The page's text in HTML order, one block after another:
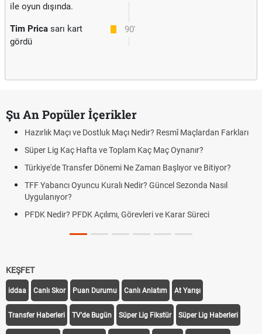
ile oyun dışında.
90'
Tim Prica sarı kart
gördü
Şu An Popüler İçerikler
Maçı ve Dostluk Maçı Nedir? Resmî Maçlardan Farkları
Lig Kaç Hafta ve Toplam Kaç Maç Oynanır?
Transfer Dönemi Ne Zaman Başlıyor ve Bitiyor?
Yabancı Oyuncu Kuralı Nedir? Güncel Sezonda Nasıl
Nedir? PFDK Açılımı, Görevleri ve Karar Süreci
KEŞFET
iddaa Canlı Skor Puan Durumu Canlı Anlatım At Yarışı
Transfer Haberleri TV'de Bugün Süper Lig Fikstür Süper Lig Haberleri